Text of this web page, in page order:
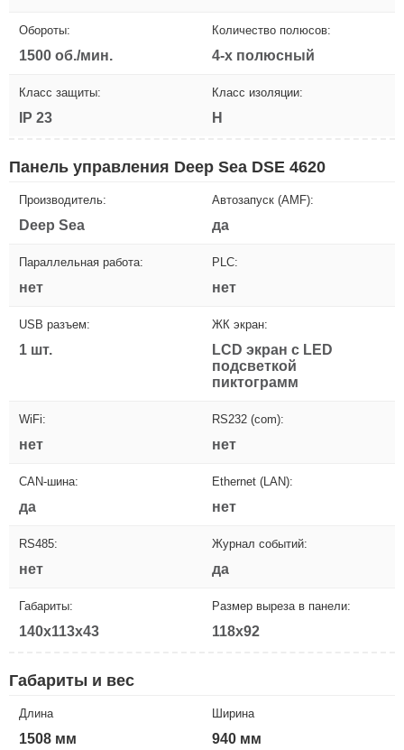
Обороты:
1500 об./мин.
Количество полюсов:
4-х полюсный
Класс защиты:
IP 23
Класс изоляции:
H
Панель управления Deep Sea DSE 4620
Производитель:
Deep Sea
Автозапуск (AMF):
да
Параллельная работа:
нет
PLC:
нет
USB разъем:
1 шт.
ЖК экран:
LCD экран с LED
подсветкой
пиктограмм
WiFi:
нет
RS232 (com):
нет
CAN-шина:
да
Ethernet (LAN):
нет
RS485:
нет
Журнал событий:
да
Габариты:
140x113x43
Размер выреза в панели:
118x92
Габариты и вес
Длина
1508 мм
Ширина
940 мм